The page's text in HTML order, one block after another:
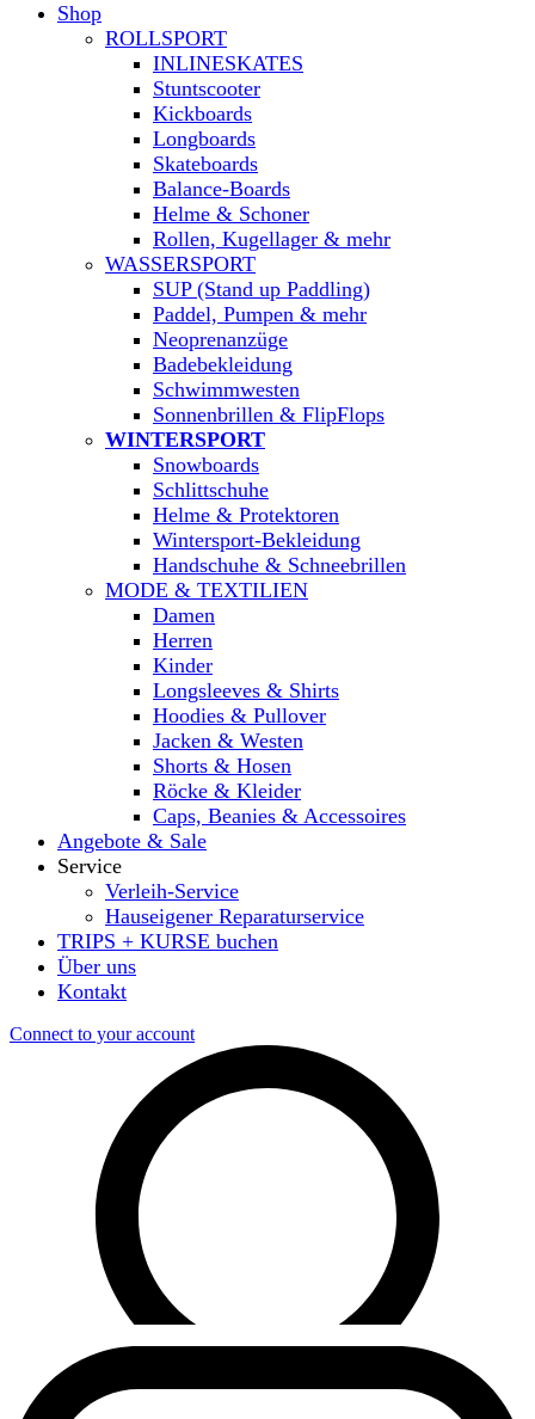
Shop
ROLLSPORT
INLINESKATES
Stuntscooter
Kickboards
Longboards
Skateboards
Balance-Boards
Helme & Schoner
Rollen, Kugellager & mehr
WASSERSPORT
SUP (Stand up Paddling)
Paddel, Pumpen & mehr
Neoprenanzüge
Badebekleidung
Schwimmwesten
Sonnenbrillen & FlipFlops
WINTERSPORT
Snowboards
Schlittschuhe
Helme & Protektoren
Wintersport-Bekleidung
Handschuhe & Schneebrillen
MODE & TEXTILIEN
Damen
Herren
Kinder
Longsleeves & Shirts
Hoodies & Pullover
Jacken & Westen
Shorts & Hosen
Röcke & Kleider
Caps, Beanies & Accessoires
Angebote & Sale
Service
Verleih-Service
Hauseigener Reparaturservice
TRIPS + KURSE buchen
Über uns
Kontakt
Connect to your account